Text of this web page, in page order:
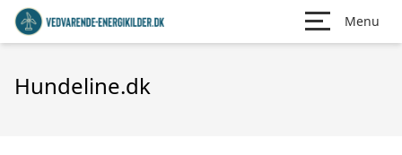
Menu
Hundeline.dk